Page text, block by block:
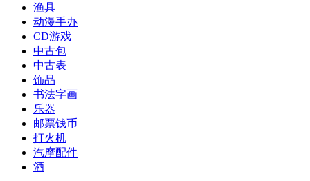
渔具
动漫手办
CD游戏
中古包
中古表
饰品
书法字画
乐器
邮票钱币
打火机
汽摩配件
酒